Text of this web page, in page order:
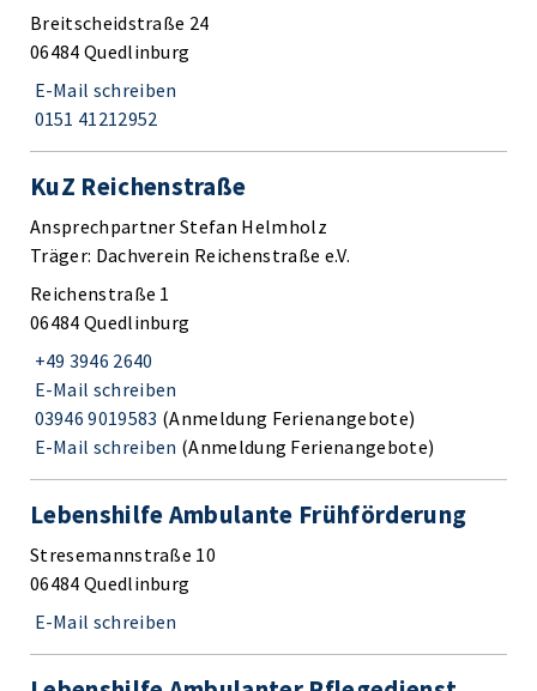
Breitscheidstraße 24
06484 Quedlinburg
E-Mail schreiben
0151 41212952
KuZ Reichenstraße
Ansprechpartner Stefan Helmholz
Träger: Dachverein Reichenstraße e.V.
Reichenstraße 1
06484 Quedlinburg
+49 3946 2640
E-Mail schreiben
03946 9019583 (Anmeldung Ferienangebote)
E-Mail schreiben (Anmeldung Ferienangebote)
Lebenshilfe Ambulante Frühförderung
Stresemannstraße 10
06484 Quedlinburg
E-Mail schreiben